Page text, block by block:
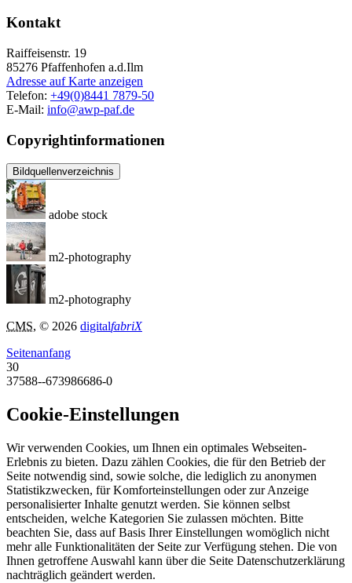
Kontakt
Raiffeisenstr. 19
85276 Pfaffenhofen a.d.Ilm
Adresse auf Karte anzeigen
Telefon: +49(0)8441 7879-50
E-Mail: info@awp-paf.de
Copyrightinformationen
Bildquellenverzeichnis
adobe stock
m2-photography
m2-photography
CMS, © 2026 digitalfabriX
Seitenanfang
30
37588--673986686-0
Cookie-Einstellungen
Wir verwenden Cookies, um Ihnen ein optimales Webseiten-
Erlebnis zu bieten. Dazu zählen Cookies, die für den Betrieb der
Seite notwendig sind, sowie solche, die lediglich zu anonymen
Statistikzwecken, für Komforteinstellungen oder zur Anzeige
personalisierter Inhalte genutzt werden. Sie können selbst
entscheiden, welche Kategorien Sie zulassen möchten. Bitte
beachten Sie, dass auf Basis Ihrer Einstellungen womöglich nicht
mehr alle Funktionalitäten der Seite zur Verfügung stehen. Die von
Ihnen getroffene Auswahl kann über die Seite Datenschutzerklärung
nachträglich geändert werden.